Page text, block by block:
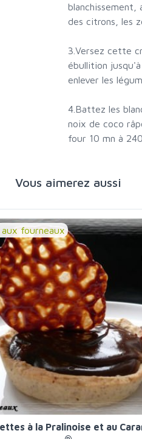
blanchissement,
des citrons, les
3.Versez cette
ébullition
enlever les
4.Battez les
noix de coco
four 10 mn à
Vous aimerez aussi
aux fourneaux
à la Pralinoise et au